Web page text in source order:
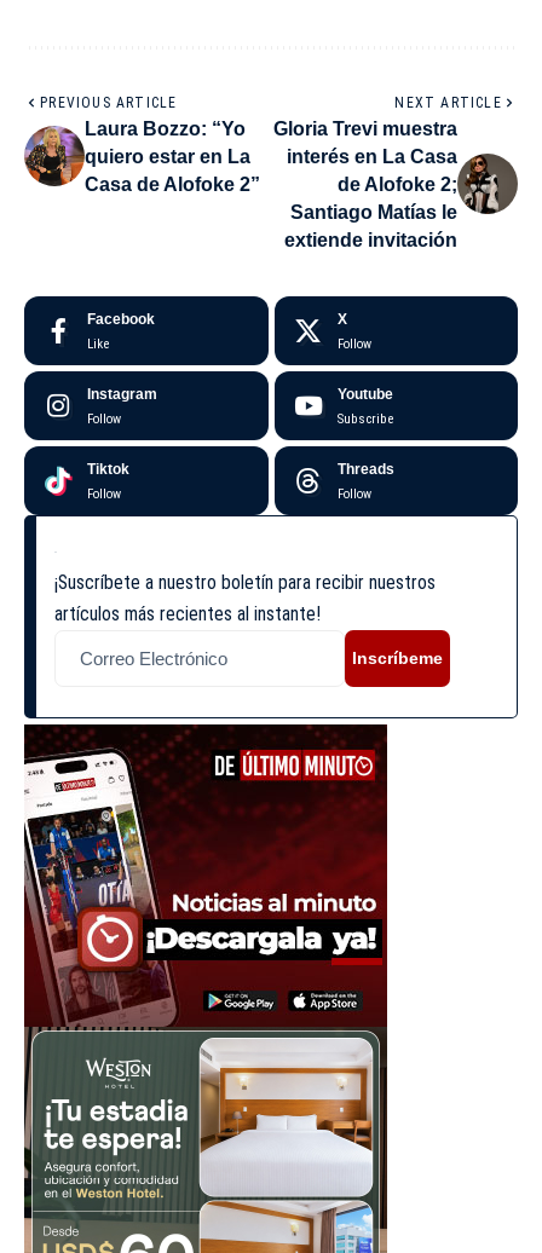
PREVIOUS ARTICLE
Laura Bozzo: “Yo
quiero estar en La
Casa de Alofoke 2”
NEXT ARTICLE
Gloria Trevi muestra
interés en La Casa
de Alofoke 2;
Santiago Matías le
extiende invitación
Facebook
Like
X
Follow
Instagram
Follow
Youtube
Subscribe
Tiktok
Follow
Threads
Follow
¡Suscríbete a nuestro boletín para recibir nuestros
artículos más recientes al instante!
Inscríbeme